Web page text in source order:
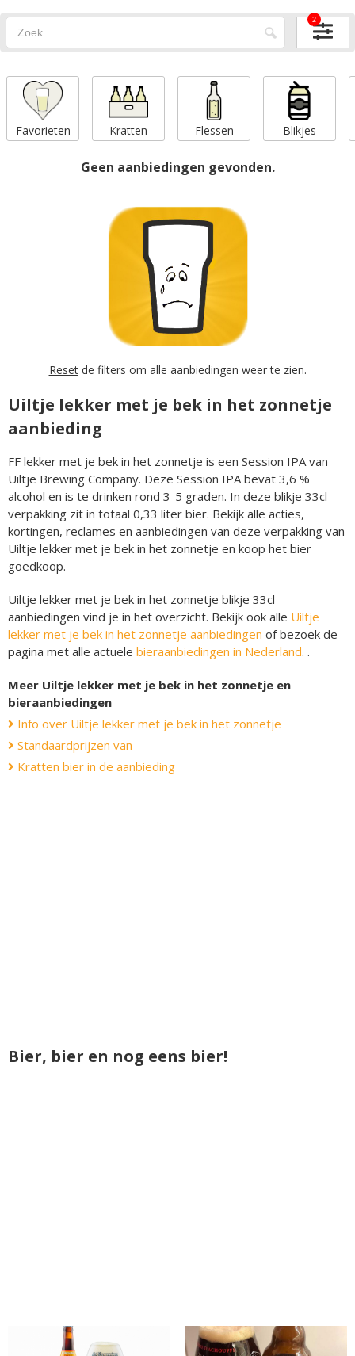
2
Favorieten Kratten Flessen Blikjes
Geen aanbiedingen gevonden.
Resetde filters om alle aanbiedingen weer te zien.
Uiltje lekker met je bek in het zonnetje
aanbieding
FF lekker met je bek in het zonnetje is een Session IPA van
Uiltje Brewing Company. Deze Session IPA bevat 3,6 %
alcohol en is te drinken rond 3-5 graden. In deze blikje 33cl
verpakking zit in totaal 0,33 liter bier. Bekijk alle acties,
kortingen, reclames en aanbiedingen van deze verpakking van
Uiltje lekker met je bek in het zonnetje en koop het bier
goedkoop.
Uiltje lekker met je bek in het zonnetje blikje 33cl
aanbiedingen vind je in het overzicht. Bekijk ook alle Uiltje
lekker met je bek in het zonnetje aanbiedingen of bezoek de
pagina met alle actuele bieraanbiedingen in Nederland. .
Meer Uiltje lekker met je bek in het zonnetje en
bieraanbiedingen
Info over Uiltje lekker met je bek in het zonnetje
Standaardprijzen van
Kratten bier in de aanbieding
Bier, bier en nog eens bier!